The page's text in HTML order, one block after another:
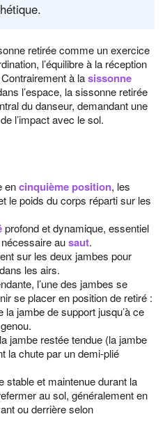
retirée comme un exercice
l’équilibre à la réception
à lasissonne
l’espace, la sissonne retirée
du danseur, demandant une
l’impact avec le sol.
encinquième position, les
le poids du corps réparti sur les
profond et dynamique, essentiel
ausaut.
sur les deux jambes pour
les airs.
l’une des jambes se
se placer en position de retiré :
la jambe de support jusqu’à ce
jambe restée tendue (la jambe
la chute par un demi-plié
stable et maintenue durant la
au sol, généralement en
ou derrière selon